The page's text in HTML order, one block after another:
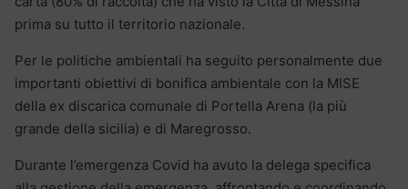
prima su tutto il territorio nazionale.
Per le politiche ambientali ha seguito personalmente due
importanti obiettivi di bonifica ambientale con la MISE
della ex discarica comunale di Portella Arena (la più
grande della sicilia) e di Maregrosso.
Durante l’emergenza Covid ha avuto la delega specifica